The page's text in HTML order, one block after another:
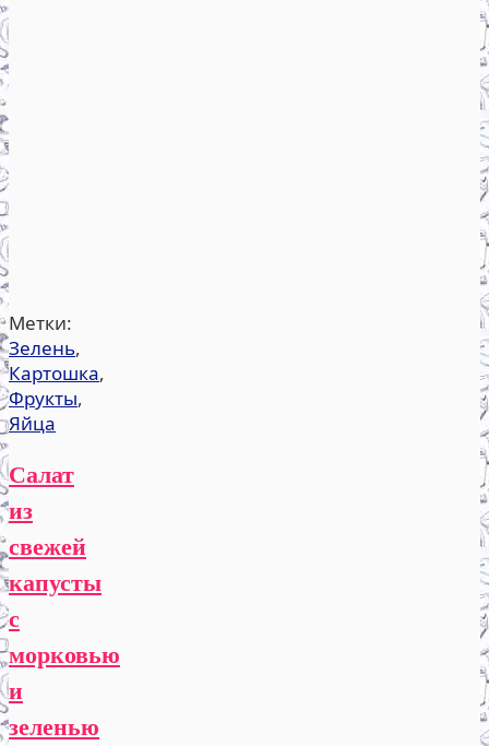
Метки:
Зелень,
Картошка,
Фрукты,
Яйца
Салат
из
свежей
капусты
с
морковью
и
зеленью